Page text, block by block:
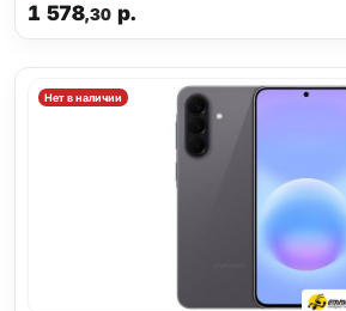
1 578,30 р.
Нет в наличии